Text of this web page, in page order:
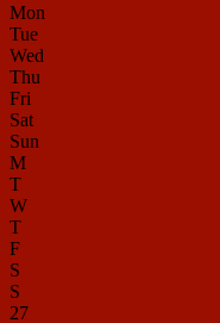
Mon
Tue
Wed
Thu
Fri
Sat
Sun
M
T
W
T
F
S
S
27